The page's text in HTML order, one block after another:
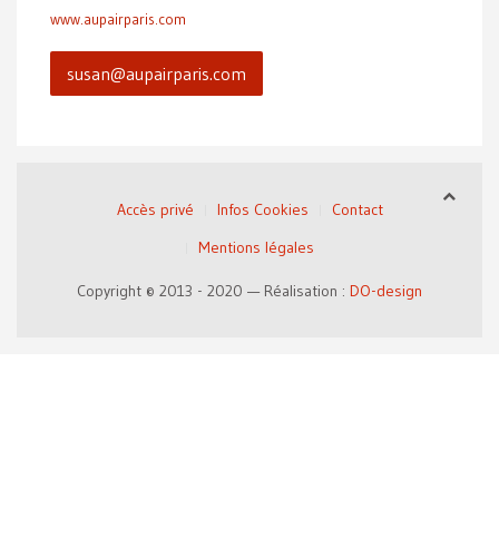
www.aupairparis.com
susan@aupairparis.com
Accès privé Infos Cookies
Contact
Mentions légales
Copyright © 2013 - 2020 — Réalisation : DO-design